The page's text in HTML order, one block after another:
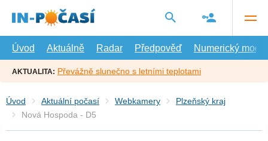
hlavní
Úvod
Aktuálně Radar Předpověď Numerický model
AKTUALITA: Převážně slunečno s letními teplotami
Úvod Aktuální počasí Webkamery
Plzeňský kraj
Nová Hospoda - D5